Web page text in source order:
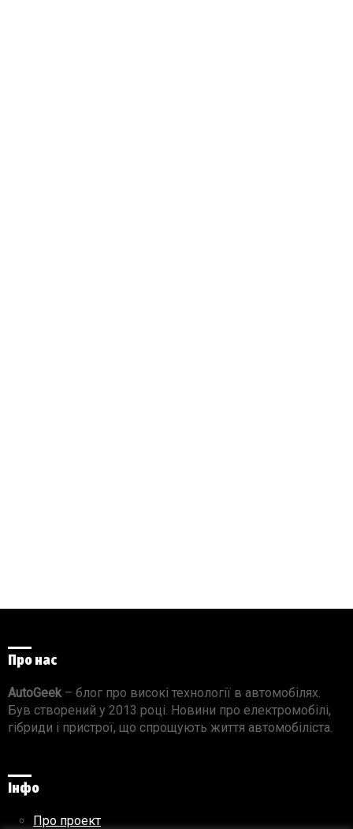
Про нас
AutoGeek– блог про високі технології в автомобілях.
Був створений у 2013 році. Новини про електромобілі,
гібриди і пристрої, що спрощують життя автомобіліста.
Інфо
Про проект